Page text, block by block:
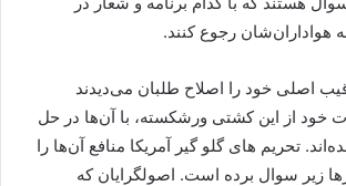
هواداران‌شان رجوع کنند.
اصلی خود را اصلاح طلبان می‌دیدند
خود از این کشتی ورشکسته‌، با آن‌ها در حل
تحریم های گلو گیر آمریکا منافع آن‌ها را
زیر سوال برده است. اصولگرایان که